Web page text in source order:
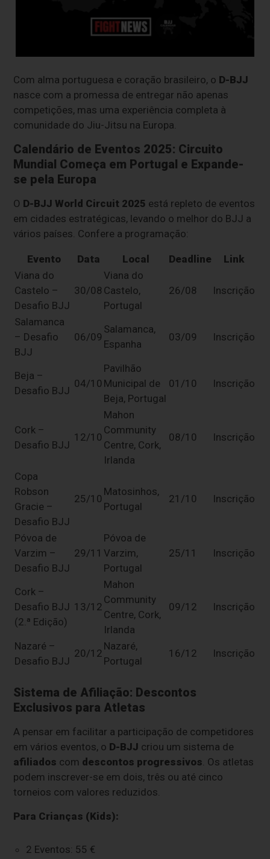
Com alma portuguesa e coração brasileiro, o D-BJJ
nasce com a promessa de entregar não apenas
competições, mas uma experiência completa à
comunidade do Jiu-Jitsu na Europa.
Calendário de Eventos 2025: Circuito
Mundial Começa em Portugal e Expande-
se pela Europa
O D-BJJ World Circuit 2025 está repleto de eventos
em cidades estratégicas, levando o melhor do BJJ a
vários países. Confere a programação:
Evento Data Local Deadline
Link
Viana do
Castelo –
Desafio BJJ
30/08
Viana do
Castelo,
Portugal
26/08 Inscrição
Salamanca
– Desafio
BJJ
06/09
Salamanca,
Espanha
03/09 Inscrição
Beja –
Desafio BJJ
04/10
Pavilhão
Municipal de
Beja, Portugal
01/10 Inscrição
Cork –
Desafio BJJ
12/10
Mahon
Community
Centre, Cork,
Irlanda
08/10 Inscrição
Copa
Robson
Gracie –
Desafio BJJ
25/10
Matosinhos,
Portugal
21/10 Inscrição
Póvoa de
Varzim –
Desafio BJJ
29/11
Póvoa de
Varzim,
Portugal
25/11 Inscrição
Cork –
Desafio BJJ
(2.ª Edição)
13/12
Mahon
Community
Centre, Cork,
Irlanda
09/12 Inscrição
Nazaré –
Desafio BJJ
20/12
Nazaré,
Portugal
16/12 Inscrição
Sistema de Afiliação: Descontos
Exclusivos para Atletas
A pensar em facilitar a participação de competidores
em vários eventos, o D-BJJ criou um sistema de
afiliados com descontos progressivos. Os atletas
podem inscrever-se em dois, três ou até cinco
torneios com valores reduzidos.
Para Crianças (Kids):
2 Eventos: 55 €